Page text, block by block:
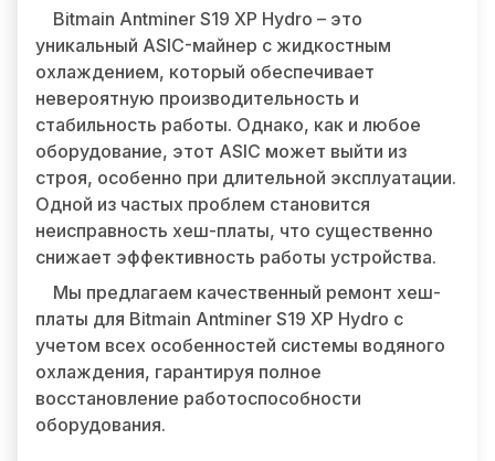
Bitmain Antminer S19 XP Hydro – это
уникальный ASIC-майнер с жидкостным
охлаждением, который обеспечивает
невероятную производительность и
стабильность работы. Однако, как и любое
оборудование, этот ASIC может выйти из
строя, особенно при длительной эксплуатации.
Одной из частых проблем становится
неисправность хеш-платы, что существенно
снижает эффективность работы устройства.
Мы предлагаем качественный ремонт хеш-
платы для Bitmain Antminer S19 XP Hydro с
учетом всех особенностей системы водяного
охлаждения, гарантируя полное
восстановление работоспособности
оборудования.